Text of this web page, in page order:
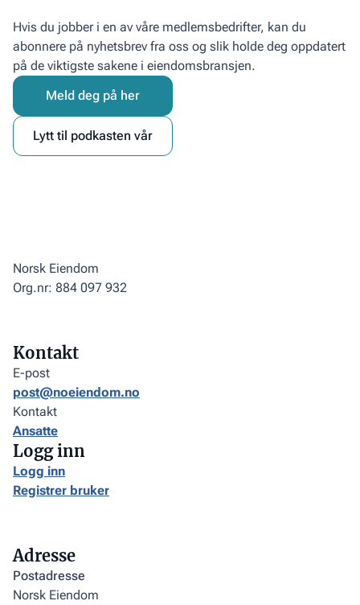
Hvis du jobber i en av våre medlemsbedrifter, kan du
abonnere på nyhetsbrev fra oss og slik holde deg oppdatert
på de viktigste sakene i eiendomsbransjen.
Meld deg på her
Lytt til podkasten vår
Norsk Eiendom
Org.nr: 884 097 932
Kontakt
E-post
post@noeiendom.no
Kontakt
Ansatte
Logg inn
Logg inn
Registrer bruker
Adresse
Postadresse
Norsk Eiendom